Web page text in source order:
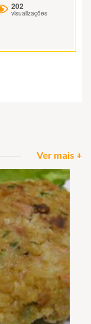
202
visualizações
Ver mais +